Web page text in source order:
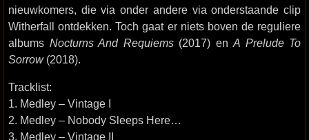
nieuwkomers, die via onder andere via onderstaande clip
Witherfall ontdekken. Toch gaat er niets boven de reguliere
albums Nocturns And Requiems(2017) en A Prelude To
Sorrow(2018).
Tracklist:
1. Medley – Vintage I
2. Medley – Nobody Sleeps Here…
3. Medley – Vintage II